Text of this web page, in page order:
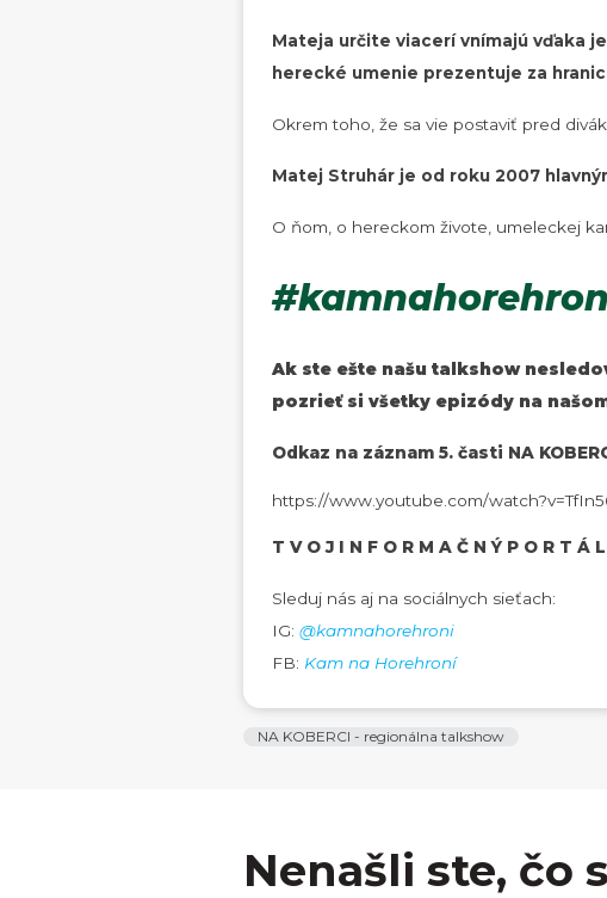
Mateja určite viacerí vnímajú vďaka
herecké umenie prezentuje za
Okrem toho, že sa vie postaviť pred
Matej Struhár je od roku 2007
O ňom, o hereckom živote, umeleckej
Ak ste ešte našu talkshow
pozrieť si všetky epizódy na
Odkaz na záznam 5. časti NA
https://www.youtube.com/
T V O J I N F O R M A Č N Ý P O R T Á L
Sleduj nás aj na sociálnych sieťach:
IG: @kamnahorehroni
FB: Kam na Horehroní
NA KOBERCI - regionálna talkshow
Nenašli ste, čo